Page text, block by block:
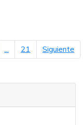
... 21 Siguiente